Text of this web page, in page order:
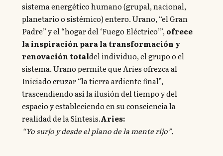
sistema energético humano (grupal, nacional,
planetario o sistémico) entero. Urano, “el Gran
Padre” y el “hogar del ‘Fuego Eléctrico’”, ofrece
la inspiración para la transformación y
renovación totaldel individuo, el grupo o el
sistema. Urano permite que Aries ofrezca al
Iniciado cruzar “la tierra ardiente final”,
trascendiendo así la ilusión del tiempo y del
espacio y estableciendo en su consciencia la
realidad de la Síntesis.Aries:
“Yo surjo y desde el plano de la mente rijo”.